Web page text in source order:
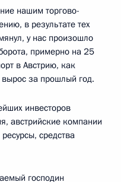
нашим торгово-
в результате тех
у нас произошло
примерно на 25
в Австрию, как
вырос за прошлый год.
инвесторов
австрийские компании
средства
господин